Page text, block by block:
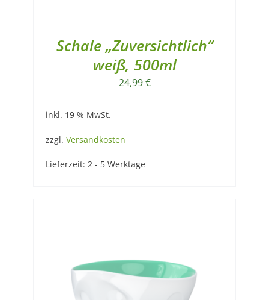
Schale „Zuversichtlich“
weiß, 500ml
24,99€
inkl. 19 % MwSt.
zzgl. Versandkosten
Lieferzeit: 2 - 5 Werktage